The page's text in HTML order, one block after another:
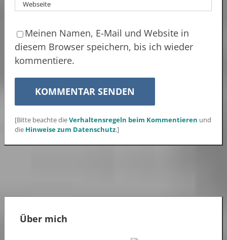
Meinen Namen, E-Mail und Website in
diesem Browser speichern, bis ich wieder
kommentiere.
[Bitte beachte dieVerhaltensregeln beim Kommentieren und
die Hinweise zum Datenschutz.]
Über mich